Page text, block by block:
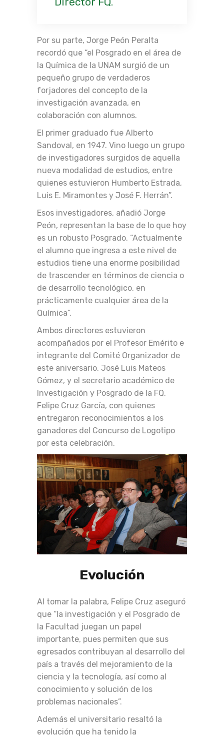
Por su parte, Jorge Peón Peralta
recordó que “el Posgrado en el área de
la Química de la UNAM surgió de un
pequeño grupo de verdaderos
forjadores del concepto de la
investigación avanzada, en
colaboración con alumnos.
El primer graduado fue Alberto
Sandoval, en 1947. Vino luego un grupo
de investigadores surgidos de aquella
nueva modalidad de estudios, entre
quienes estuvieron Humberto Estrada,
Luis E. Miramontes y José F. Herrán”.
Esos investigadores, añadió Jorge
Peón, representan la base de lo que hoy
es un robusto Posgrado. “Actualmente
el alumno que ingresa a este nivel de
estudios tiene una enorme posibilidad
de trascender en términos de ciencia o
de desarrollo tecnológico, en
prácticamente cualquier área de la
Química”.
Ambos directores estuvieron
acompañados por el Profesor Emérito e
integrante del Comité Organizador de
este aniversario, José Luis Mateos
Gómez, y el secretario académico de
Investigación y Posgrado de la FQ,
Felipe Cruz García, con quienes
entregaron reconocimientos a los
ganadores del Concurso de Logotipo
por esta celebración.
Evolución
Al tomar la palabra, Felipe Cruz aseguró
que “la investigación y el Posgrado de
la Facultad juegan un papel
importante, pues permiten que sus
egresados contribuyan al desarrollo del
país a través del mejoramiento de la
ciencia y la tecnología, así como al
conocimiento y solución de los
problemas nacionales”.
Además el universitario resaltó la
evolución que ha tenido la